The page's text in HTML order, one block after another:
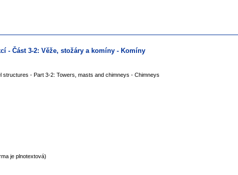
- Část 3-2: Věže, stožáry a komíny - Komíny
structures - Part 3-2: Towers, masts and chimneys - Chimneys
je plnotextová)